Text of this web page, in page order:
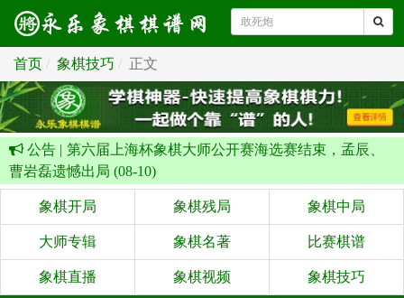
首页 象棋技巧 正文
公告 | 第六届上海杯象棋大师公开赛海选赛结束，孟辰、
曹岩磊遗憾出局 (08-10)
象棋开局 象棋残局 象棋中局
大师专辑 象棋名著 比赛棋谱
象棋直播 象棋视频 象棋技巧